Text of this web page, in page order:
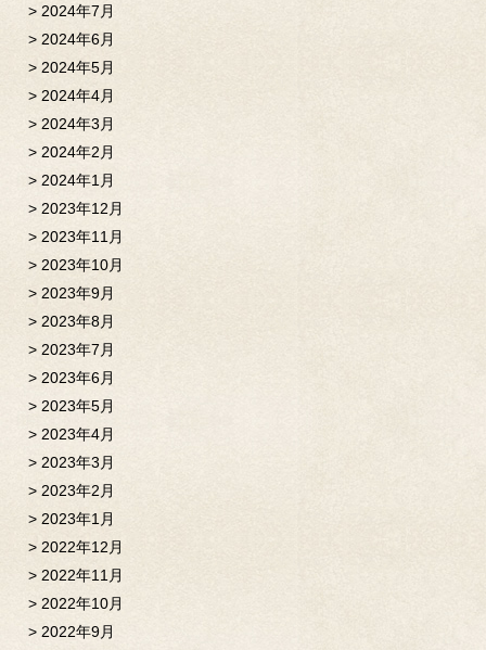
2024年7月
2024年6月
2024年5月
2024年4月
2024年3月
2024年2月
2024年1月
2023年12月
2023年11月
2023年10月
2023年9月
2023年8月
2023年7月
2023年6月
2023年5月
2023年4月
2023年3月
2023年2月
2023年1月
2022年12月
2022年11月
2022年10月
2022年9月